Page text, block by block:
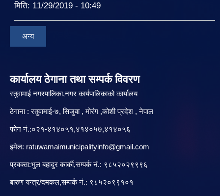
मिति: 11/29/2019 - 10:49
अन्य
कार्यालय ठेगाना तथा सम्पर्क विवरण
रतुवामाई नगरपालिका,नगर कार्यपालिकाको कार्यालय
ठेगाना : रतुवामाई-७, सिजुवा , मोरंग ,कोशी प्रदेश , नेपाल
फोन नं.:०२१-४१४०५१,४१४०५७,४१४०५६
इमेल: ratuwamaimunicipalityinfo@gmail.com
प्रवक्ता:भुल बहादुर कार्की,सम्पर्क नं.: ९८५२०२९९९६
बारु‌ण यन्त्र/दमकल,सम्पर्क नं.: ९८५२०९९१०१